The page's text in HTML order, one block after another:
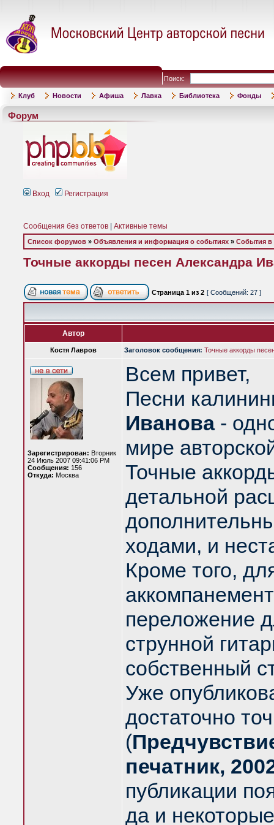
Поиск:
Клуб Новости Афиша Лавка Библиотека Фонды
Форум
Вход Регистрация
Сообщения без ответов Активные темы
Список форумов » Объявления и информация о событиях » События в
Точные аккорды песен Александра
Страница 1 из 2 [ Сообщений: 27 ]
Автор
Костя Лавров Заголовок сообщения: Точные аккорды
Зарегистрирован: Вторник
24 Июль 2007 09:41:06 PM
Сообщения: 156
Откуда: Москва
Всем привет,
Песни
Иванова-
мире
Точные
детальной
ходами, и
Кроме того,
переложение
струнной
собственный
Уже
достаточно
(
печатник,
публикации
да и